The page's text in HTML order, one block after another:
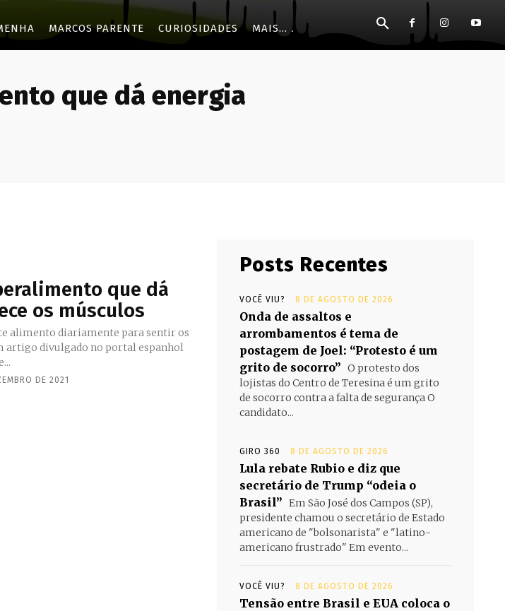
MARCOS PARENTE CURIOSIDADES MAIS...
que dá energia
que dá
os músculos
alimento diariamente para sentir os
DE 2021
Posts Recentes
VOCÊ VIU? 8 DE AGOSTO DE 2026
Onda de assaltos e
arrombamentos é tema de
postagem de Joel: “Protesto é um
grito de socorro” O protesto dos
lojistas do Centro de Teresina é um grito
de socorro contra a falta de segurança O
candidato...
GIRO 360 8 DE AGOSTO DE 2026
Lula rebate Rubio e diz que
secretário de Trump “odeia o
Brasil” Em São José dos Campos (SP),
presidente chamou o secretário de Estado
americano de "bolsonarista" e "latino-
americano frustrado" Em evento...
VOCÊ VIU? 8 DE AGOSTO DE 2026
Tensão entre Brasil e EUA coloca o